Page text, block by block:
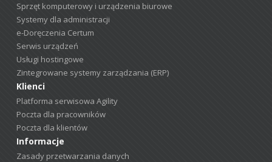
Sprzęt komputerowy i urządzenia biurowe
Systemy dla administracji
e-Doręczenia Certum
Serwis urządzeń
Usługi hostingowe
Zintegrowane systemy zarządzania (ERP)
Klienci
Platforma serwisowa Agility
Poczta dla pracowników
Poczta dla klientów
Informacje
Zasady przetwarzania danych